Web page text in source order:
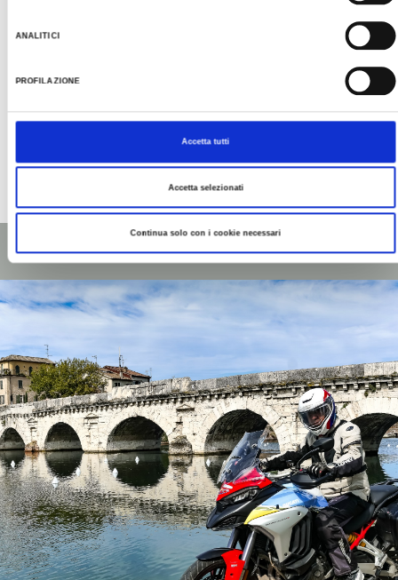
ANALITICI
PROFILAZIONE
Accetta tutti
Accetta selezionati
Continua solo con i cookie necessari